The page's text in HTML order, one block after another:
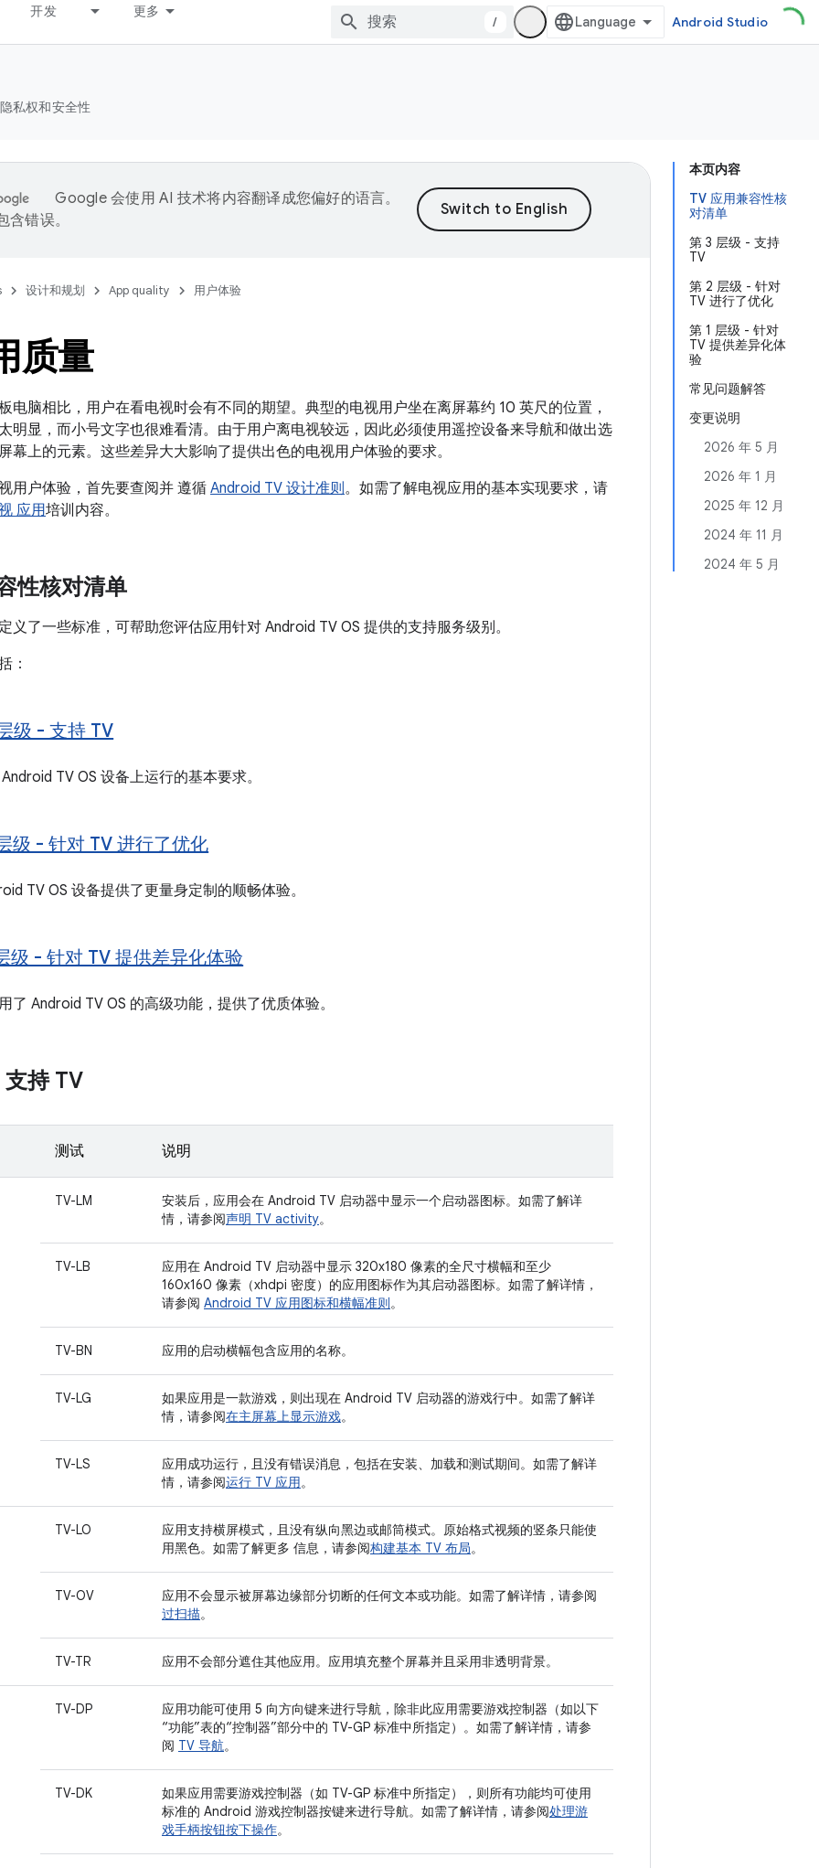
开发 更多
/ Android Studio
隐私权和安全性
本页内容
TV 应用兼容性核
对清单
第 3 层级 - 支持
TV
第 2 层级 - 针对
TV 进行了优化
第 1 层级 - 针对
TV 提供差异化体
验
常见问题解答
变更说明
2026 年 5 月
2026 年 1 月
2025 年 12 月
2024 年 11 月
2024 年 5 月
Google 会使用 AI 技术将内容翻译成您偏好的语言。
含错误。
设计和规划 App quality 用户体验
质量
电脑相比，用户在看电视时会有不同的期望。典型的电视用户坐在离屏幕约 10 英尺的位置，
明显，而小号文字也很难看清。由于用户离电视较远，因此必须使用遥控设备来导航和做出选
幕上的元素。这些差异大大影响了提供出色的电视用户体验的要求。
用户体验，首先要查阅并 遵循Android TV 设计准则。如需了解电视应用的基本实现要求，请
应用培训内容。
性核对清单
义了一些标准，可帮助您评估应用针对 Android TV OS 提供的支持服务级别。
：
级 - 支持 TV
TV OS 设备上运行的基本要求。
级 - 针对 TV 进行了优化
TV OS 设备提供了更量身定制的顺畅体验。
级 - 针对 TV 提供差异化体验
了 Android TV OS 的高级功能，提供了优质体验。
持 TV
测试 说明
TV-LM
安装后，应用会在 Android TV 启动器中显示一个启动器图标。如需了解详
情，请参阅声明 TV activity。
TV-LB
应用在 Android TV 启动器中显示 320x180 像素的全尺寸横幅和至少
160x160 像素（xhdpi 密度）的应用图标作为其启动器图标。如需了解详情，
请参阅 Android TV 应用图标和横幅准则。
TV-BN 应用的启动横幅包含应用的名称。
TV-LG
如果应用是一款游戏，则出现在 Android TV 启动器的游戏行中。如需了解详
情，请参阅在主屏幕上显示游戏。
TV-LS
应用成功运行，且没有错误消息，包括在安装、加载和测试期间。如需了解详
情，请参阅运行 TV 应用。
TV-LO
应用支持横屏模式，且没有纵向黑边或邮筒模式。原始格式视频的竖条只能使
用黑色。如需了解更多 信息，请参阅构建基本 TV 布局。
TV-OV
应用不会显示被屏幕边缘部分切断的任何文本或功能。如需了解详情，请参阅
过扫描。
TV-TR 应用不会部分遮住其他应用。应用填充整个屏幕并且采用非透明背景。
TV-DP
应用功能可使用 5 向方向键来进行导航，除非此应用需要游戏控制器（如以下
“功能”表的“控制器”部分中的 TV-GP 标准中所指定）。如需了解详情，请参
阅 TV 导航。
TV-DK
如果应用需要游戏控制器（如 TV-GP 标准中所指定），则所有功能均可使用
标准的 Android 游戏控制器按键来进行导航。如需了解详情，请参阅处理游
戏手柄按钮按下操作。